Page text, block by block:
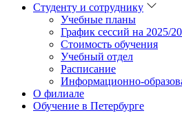
Студенту и сотруднику
Учебные планы
График сессий на 2025/
Стоимость обучения
Учебный отдел
Расписание
Информационно-
О филиале
Обучение в Петербурге